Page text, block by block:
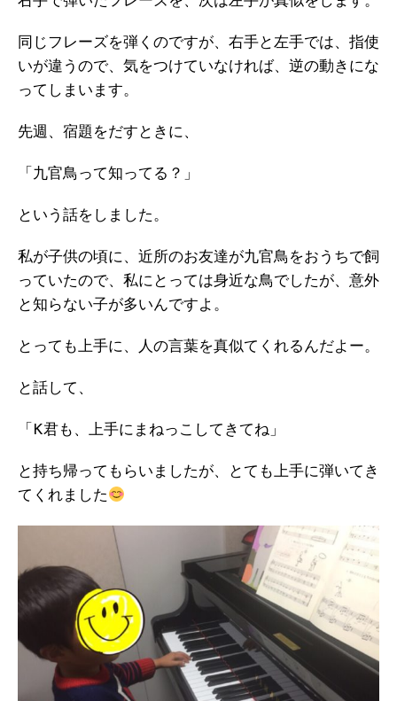
同じフレーズを弾くのですが、右手と左手では、指使
いが違うので、気をつけていなければ、逆の動きにな
ってしまいます。
先週、宿題をだすときに、
「九官鳥って知ってる？」
という話をしました。
私が子供の頃に、近所のお友達が九官鳥をおうちで飼
っていたので、私にとっては身近な鳥でしたが、意外
と知らない子が多いんですよ。
とっても上手に、人の言葉を真似てくれるんだよー。
と話して、
「K君も、上手にまねっこしてきてね」
と持ち帰ってもらいましたが、とても上手に弾いてき
てくれました